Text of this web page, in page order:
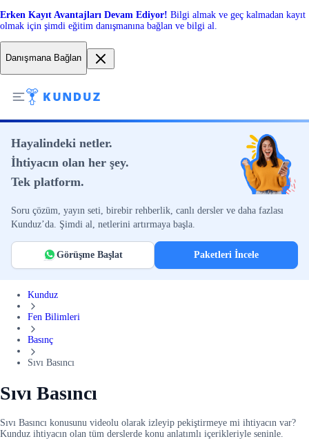
Erken Kayıt Avantajları Devam Ediyor! Bilgi almak ve geç kalmadan kayıt
olmak için şimdi eğitim danışmanına bağlan ve bilgi al.
Danışmana Bağlan
Hayalindeki netler.
İhtiyacın olan her şey.
Tek platform.
Soru çözüm, yayın seti, birebir rehberlik, canlı dersler ve daha fazlası
Kunduz’da. Şimdi al, netlerini artırmaya başla.
Görüşme Başlat Paketleri İncele
Kunduz
Fen Bilimleri
Basınç
Sıvı Basıncı
Sıvı Basıncı
Sıvı Basıncı konusunu videolu olarak izleyip pekiştirmeye mi ihtiyacın var?
Kunduz ihtiyacın olan tüm derslerde konu anlatımlı içerikleriyle seninle.